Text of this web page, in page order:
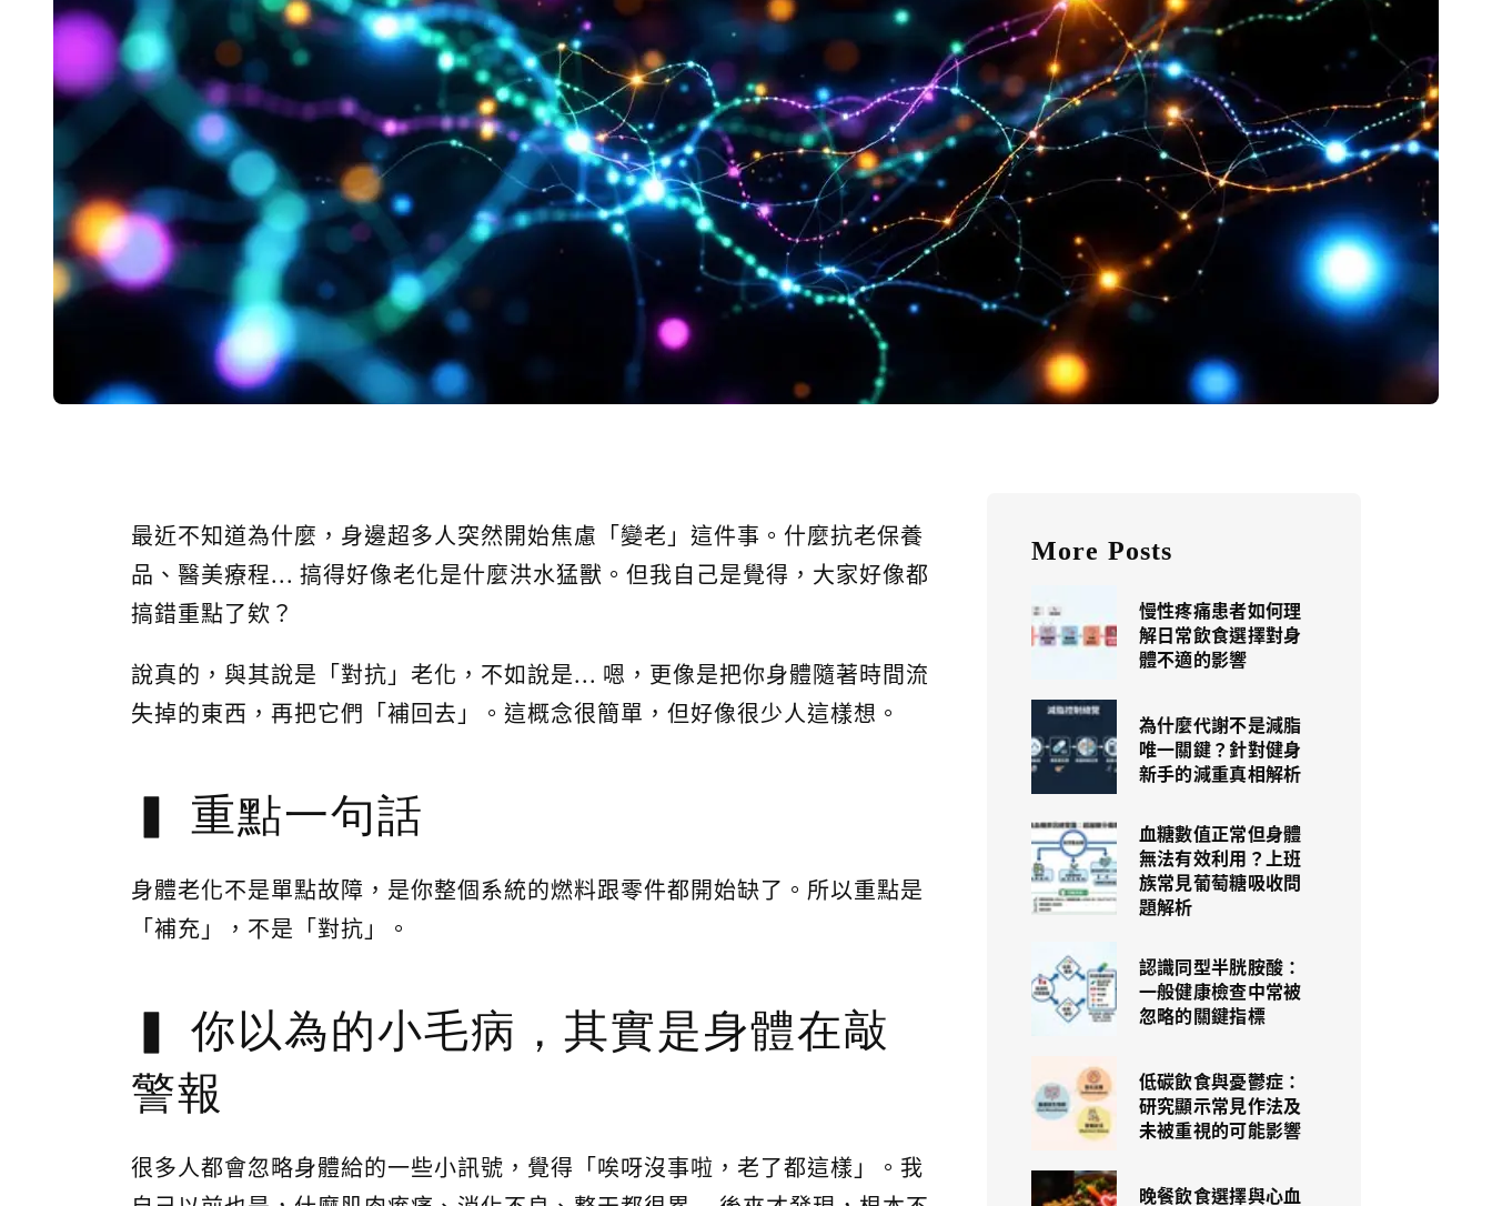
最近不知道為什麼，身邊超多人突然開始焦慮「變老」這件事。什麼抗老保養
品、醫美療程... 搞得好像老化是什麼洪水猛獸。但我自己是覺得，大家好像都
搞錯重點了欸？
說真的，與其說是「對抗」老化，不如說是... 嗯，更像是把你身體隨著時間流
失掉的東西，再把它們「補回去」。這概念很簡單，但好像很少人這樣想。
重點一句話
身體老化不是單點故障，是你整個系統的燃料跟零件都開始缺了。所以重點是
「補充」，不是「對抗」。
你以為的小毛病，其實是身體在敲
警報
很多人都會忽略身體給的一些小訊號，覺得「唉呀沒事啦，老了都這樣」。我
More Posts
慢性疼痛患者如何理
解日常飲食選擇對身
體不適的影響
為什麼代謝不是減脂
唯一關鍵？針對健身
新手的減重真相解析
血糖數值正常但身體
無法有效利用？上班
族常見葡萄糖吸收問
題解析
認識同型半胱胺酸：
一般健康檢查中常被
忽略的關鍵指標
低碳飲食與憂鬱症：
研究顯示常見作法及
未被重視的可能影響
晚餐飲食選擇與心血